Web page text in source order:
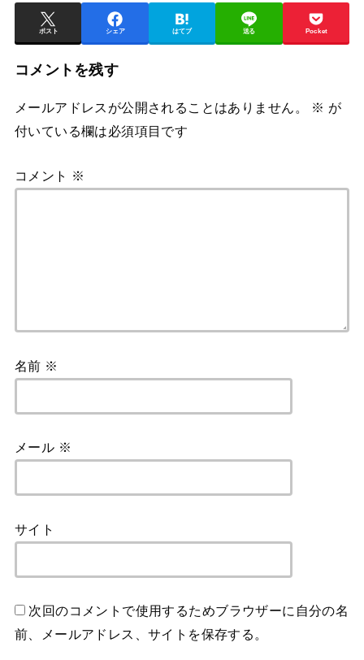
ポスト シェア はてブ 送る Pocket
コメントを残す
メールアドレスが公開されることはありません。 ※ が
付いている欄は必須項目です
コメント ※
名前 ※
メール ※
サイト
次回のコメントで使用するためブラウザーに自分の名
前、メールアドレス、サイトを保存する。